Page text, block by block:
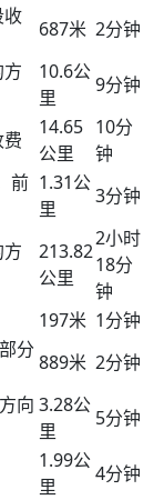
687米 2分钟
10.6公
里
9分钟
14.65
公里
10分
钟
前 1.31公
里
3分钟
213.82
公里
2小时
18分
钟
197米 1分钟
分
889米 2分钟
向 3.28公
里
5分钟
1.99公
里
4分钟